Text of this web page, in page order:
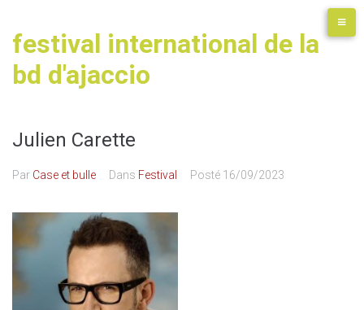
festival international de la
bd d'ajaccio
Julien Carette
Par Case et bulle Dans Festival Posté 16/09/2023